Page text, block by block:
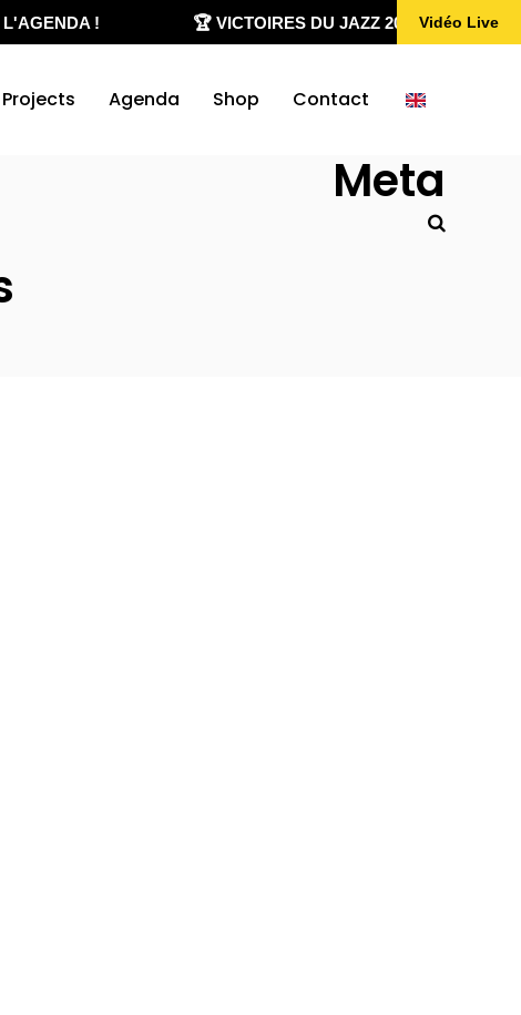
! 🏆 VICTOIRES DU JAZZ 2020-2026Vidéo Live
Projects Agenda Shop Contact
Meta